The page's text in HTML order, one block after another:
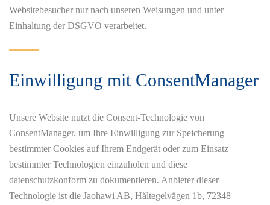
Websitebesucher nur nach unseren Weisungen und unter
Einhaltung der DSGVO verarbeitet.
Einwilligung mit ConsentManager
Unsere Website nutzt die Consent-Technologie von
ConsentManager, um Ihre Einwilligung zur Speicherung
bestimmter Cookies auf Ihrem Endgerät oder zum Einsatz
bestimmter Technologien einzuholen und diese
datenschutzkonform zu dokumentieren. Anbieter dieser
Technologie ist die Jaohawi AB, Håltegelvägen 1b, 72348